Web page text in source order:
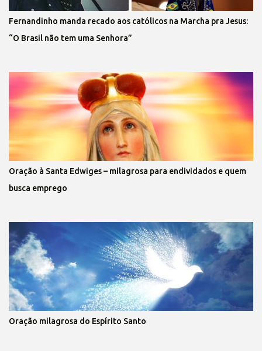
Fernandinho manda recado aos católicos na Marcha pra Jesus:
“O Brasil não tem uma Senhora”
Oração à Santa Edwiges – milagrosa para endividados e quem
busca emprego
Oração milagrosa do Espírito Santo